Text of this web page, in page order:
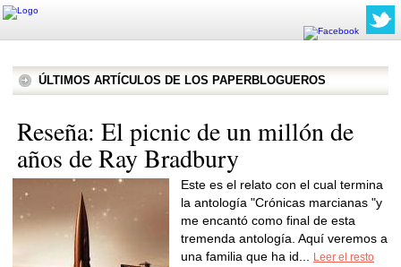
ÚLTIMOS ARTÍCULOS DE LOS PAPERBLOGUEROS
Reseña: El picnic de un millón de
años de Ray Bradbury
Este es el relato con el cual termina
la antología "Crónicas marcianas "y
me encantó como final de esta
tremenda antología. Aquí veremos a
una familia que ha id...
Leer el resto